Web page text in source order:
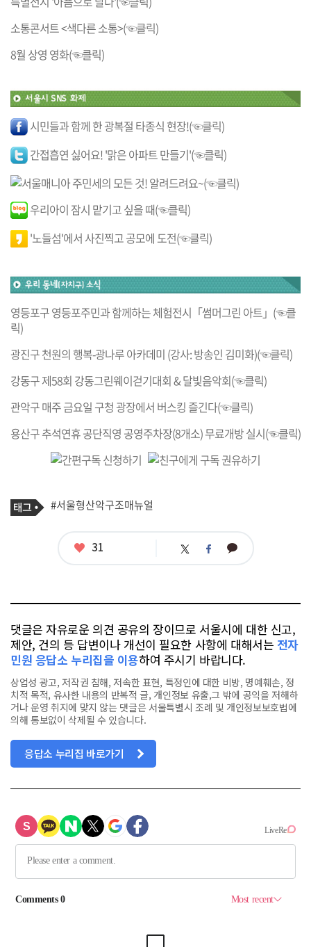
소통콘서트 <색다른 소통>(☜클릭)
8월 상영 영화(☜클릭)
시민들과 함께 한 광복절 타종식 현장!(☜클릭)
간접흡연 싫어요! '맑은 아파트 만들기'(☜클릭)
주민세의 모든 것! 알려드려요~(☜클릭)
우리아이 잠시 맡기고 싶을 때(☜클릭)
'노들섬'에서 사진찍고 공모에 도전(☜클릭)
영등포구 영등포주민과 함께하는 체험전시「썸머그린 아트」(☜클
릭)
광진구 천원의 행복-광나루 아카데미 (강사: 방송인 김미화)(☜클릭)
강동구 제58회 강동그린웨이걷기대회 & 달빛음악회(☜클릭)
관악구 매주 금요일 구청 광장에서 버스킹 즐긴다(☜클릭)
용산구 추석연휴 공단직영 공영주차장(8개소) 무료개방 실시(☜클릭)
기
사
태
그
#서울형산악구조매뉴얼
좋
31 트 페 카
댓글은 자유로운 의견 공유의 장이므로 서울시에 대한 신고,
제안, 건의 등 답변이나 개선이 필요한 사항에 대해서는 전자
민원 응답소 누리집을 이용하여 주시기 바랍니다.
상업성 광고, 저작권 침해, 저속한 표현, 특정인에 대한 비방, 명예훼손, 정
치적 목적, 유사한 내용의 반복적 글, 개인정보 유출,그 밖에 공익을 저해하
거나 운영 취지에 맞지 않는 댓글은 서울특별시 조례 및 개인정보보호법에
의해 통보없이 삭제될 수 있습니다.
응답소 누리집 바로가기